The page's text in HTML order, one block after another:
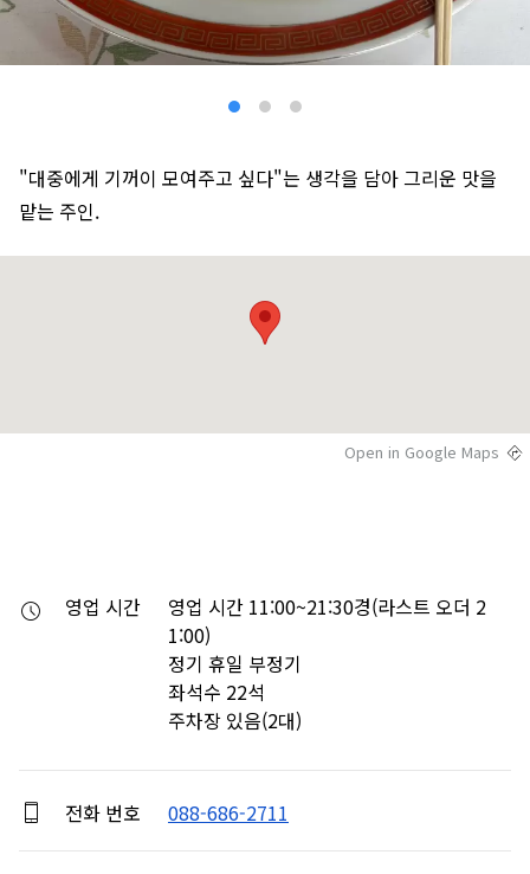
"대중에게 기꺼이 모여주고 싶다"는 생각을 담아 그리운 맛을
맡는 주인.
Open in Google Maps
영업 시간
영업 시간 11:00~21:30경(라스트 오더 2
1:00)
정기 휴일 부정기
좌석수 22석
주차장 있음(2대)
전화 번호 088-686-2711